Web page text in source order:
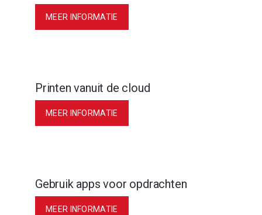
MEER INFORMATIE
Printen vanuit de cloud
MEER INFORMATIE
Gebruik apps voor opdrachten
MEER INFORMATIE